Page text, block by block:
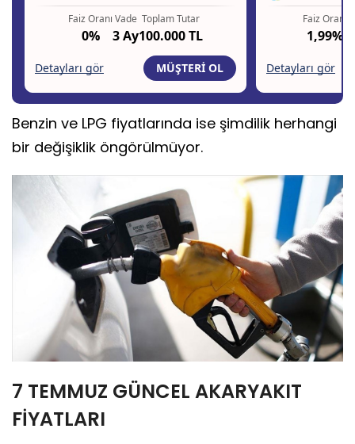
Benzin ve LPG fiyatlarında ise şimdilik herhangi
bir değişiklik öngörülmüyor.
7 TEMMUZ GÜNCEL AKARYAKIT
FİYATLARI